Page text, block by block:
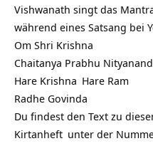
Vishwanath singt das
während eines Satsang bei
Om Shri Krishna
Chaitanya Prabhu
Hare Krishna Hare Ram
Radhe Govinda
Du findest den Text zu
Kirtanheft unter der